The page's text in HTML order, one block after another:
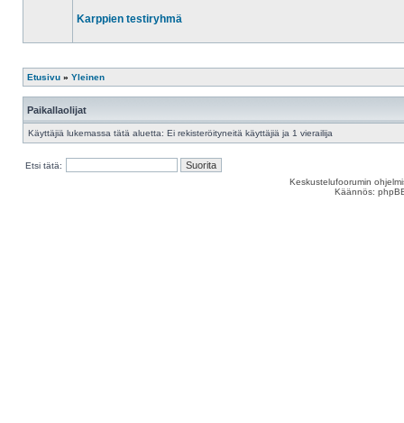
lukemattomia
Karppien testiryhmä
Etusivu » Yleinen
Paikallaolijat
Käyttäjiä lukemassa tätä aluetta: Ei rekisteröityneitä käyttäjiä ja 1 vierailija
Etsi tätä:
Keskustelufoorumin
Käännös: